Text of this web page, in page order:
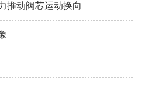
推动阀芯运动换向